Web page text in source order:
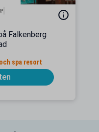
Falkenberg
spa resort